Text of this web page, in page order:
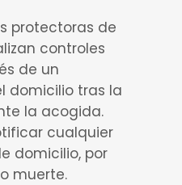
protectoras de
controles
de un
domicilio tras la
la acogida.
cualquier
domicilio, por
muerte.